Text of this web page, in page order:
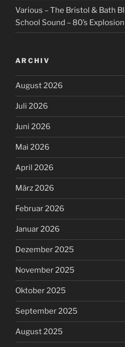
Various – The Bristol & Bath
School Sound – 80’s Explosion
ARCHIV
August 2026
Juli 2026
Juni 2026
Mai 2026
April 2026
März 2026
Februar 2026
Januar 2026
Dezember 2025
November 2025
Oktober 2025
September 2025
August 2025